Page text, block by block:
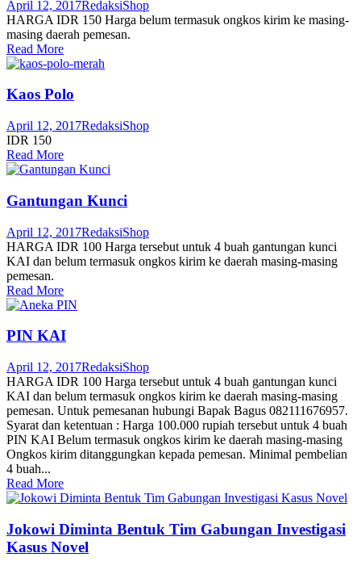
April 12, 2017RedaksiShop
HARGA IDR 150 Harga belum termasuk ongkos kirim ke masing-
masing daerah pemesan.
Read More
Kaos Polo
April 12, 2017RedaksiShop
IDR 150
Read More
Gantungan Kunci
April 12, 2017RedaksiShop
HARGA IDR 100 Harga tersebut untuk 4 buah gantungan kunci
KAI dan belum termasuk ongkos kirim ke daerah masing-masing
pemesan.
Read More
PIN KAI
April 12, 2017RedaksiShop
HARGA IDR 100 Harga tersebut untuk 4 buah gantungan kunci
KAI dan belum termasuk ongkos kirim ke daerah masing-masing
pemesan. Untuk pemesanan hubungi Bapak Bagus 082111676957.
Syarat dan ketentuan : Harga 100.000 rupiah tersebut untuk 4 buah
PIN KAI Belum termasuk ongkos kirim ke daerah masing-masing
Ongkos kirim ditanggungkan kepada pemesan. Minimal pembelian
4 buah...
Read More
Jokowi Diminta Bentuk Tim Gabungan Investigasi
Kasus Novel